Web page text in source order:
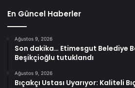
En Güncel Haberler
Ağustos 9, 2026
Son dakika… Etimesgut Belediye
Beşikçioğlu tutuklandı
Ağustos 9, 2026
Bıçakçı Ustası Uyarıyor: Kaliteli